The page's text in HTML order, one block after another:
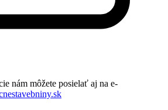
nám môžete posielať aj na e-